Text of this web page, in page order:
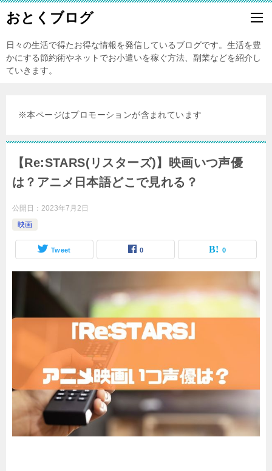
おとくブログ
日々の生活で得たお得な情報を発信しているブログです。生活を豊
かにする節約術やネットでお小遣いを稼ぐ方法、副業などを紹介し
ていきます。
※本ページはプロモーションが含まれています
【Re:STARS(リスターズ)】映画いつ声優
は？アニメ日本語どこで見れる？
公開日： 2023年7月2日
映画
Tweet 0 0